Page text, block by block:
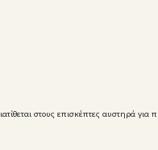
στους επισκέπτες αυστηρά